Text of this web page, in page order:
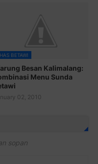
BETAWI
Besan Kalimalang:
Menu Sunda
02, 2010
sopan